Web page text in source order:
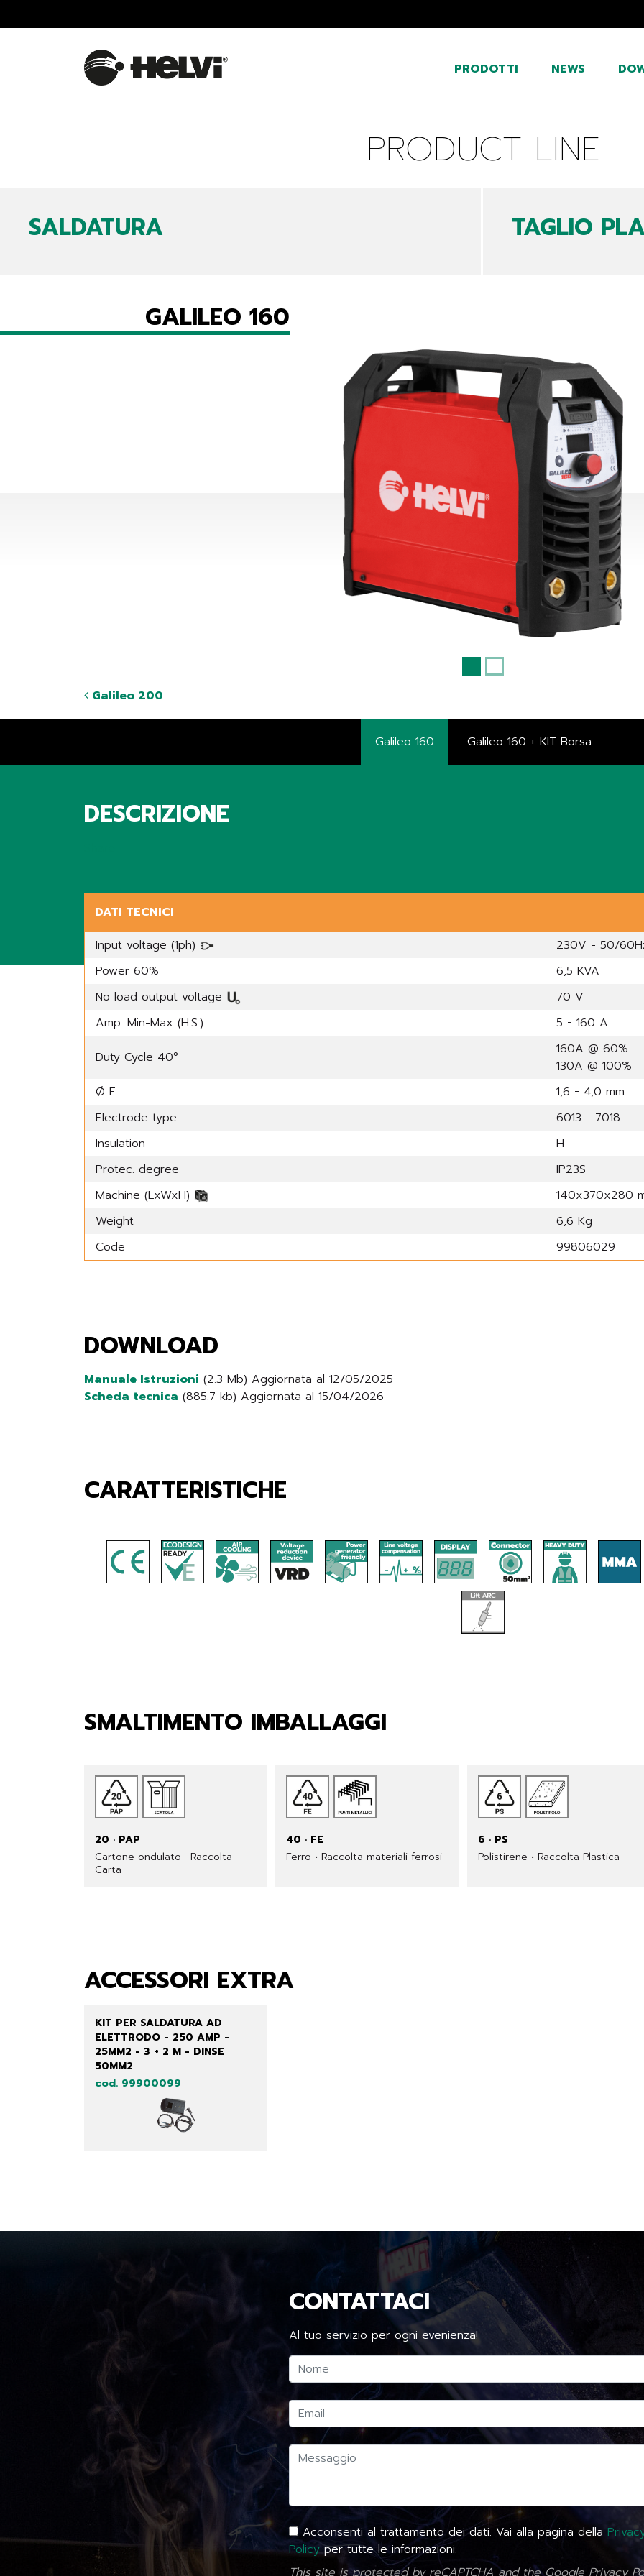
PRODOTTI NEWS
PRODUCT LINE
SALDATURA TAGLIO
GALILEO 160
Galileo 200
Galileo 160 Galileo 160 + KIT Borsa
DESCRIZIONE
DATI TECNICI
Input voltage (1ph)
230V - 50/
Power 60%
6,5 KVA
No load output voltage
70 V
Amp. Min-Max (H.S.)
5 ÷ 160 A
Duty Cycle 40°
160A @ 60%
130A @ 100%
Ø E
1,6 ÷ 4,0 mm
Electrode type
6013 - 7018
Insulation
H
Protec. degree
IP23S
Machine (LxWxH)
140x370x280
Weight
6,6 Kg
Code
99806029
DOWNLOAD
Manuale Istruzioni (2.3 Mb) Aggiornata al 12/05/2025
Scheda tecnica (885.7 kb) Aggiornata al 15/04/2026
CARATTERISTICHE
SMALTIMENTO IMBALLAGGI
20 · PAP
Cartone ondulato · Raccolta
Carta
40 · FE
Ferro • Raccolta materiali ferrosi
6 · PS
Polistirene • Raccolta Plastica
ACCESSORI EXTRA
KIT PER SALDATURA AD
ELETTRODO - 250 AMP -
25MM2 - 3 + 2 M - DINSE
50MM2
cod. 99900099
CONTATTACI
Al tuo servizio per ogni evenienza!
Acconsenti al trattamento dei dati. Vai alla pagina della
Policyper tutte le informazioni.
This site is protected by reCAPTCHA and the Google Privacy